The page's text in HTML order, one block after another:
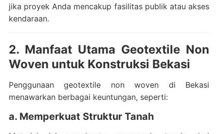
jika proyek Anda mencakup fasilitas publik atau akses
kendaraan.
2. Manfaat Utama Geotextile Non
Woven untuk Konstruksi Bekasi
Penggunaan geotextile non woven di Bekasi
menawarkan berbagai keuntungan, seperti:
a. Memperkuat Struktur Tanah